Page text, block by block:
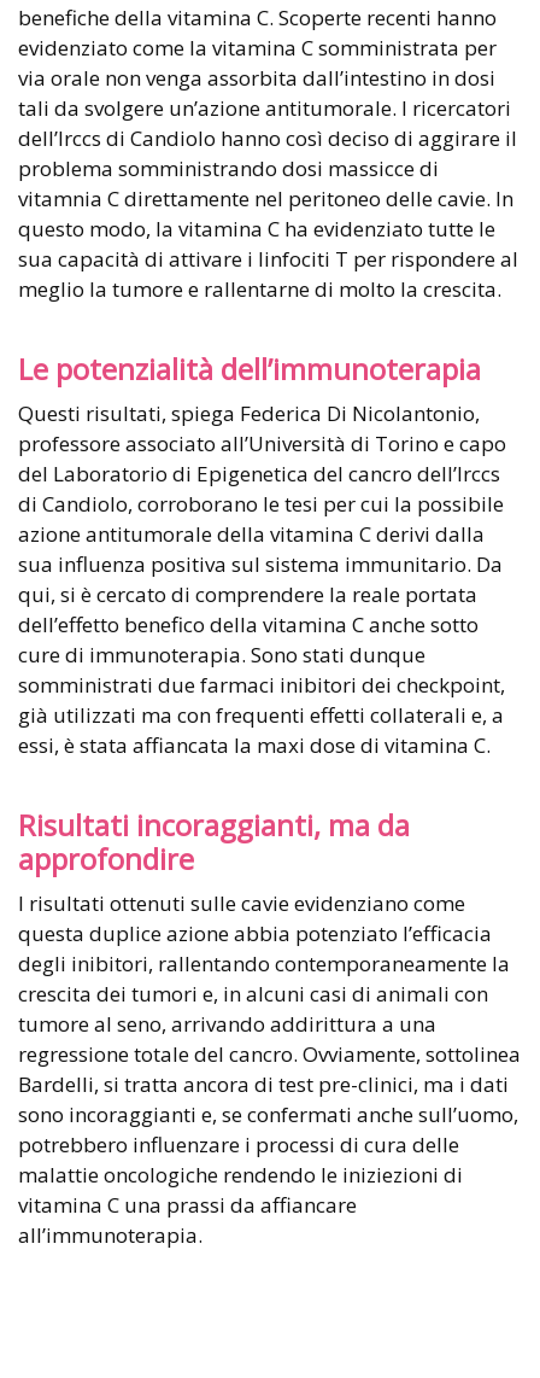
benefiche della vitamina C. Scoperte recenti hanno
evidenziato come la vitamina C somministrata per
via orale non venga assorbita dall’intestino in dosi
tali da svolgere un’azione antitumorale. I ricercatori
dell’Irccs di Candiolo hanno così deciso di aggirare il
problema somministrando dosi massicce di
vitamnia C direttamente nel peritoneo delle cavie. In
questo modo, la vitamina C ha evidenziato tutte le
sua capacità di attivare i linfociti T per rispondere al
meglio la tumore e rallentarne di molto la crescita.
Le potenzialità dell’immunoterapia
Questi risultati, spiega Federica Di Nicolantonio,
professore associato all’Università di Torino e capo
del Laboratorio di Epigenetica del cancro dell’Irccs
di Candiolo, corroborano le tesi per cui la possibile
azione antitumorale della vitamina C derivi dalla
sua influenza positiva sul sistema immunitario. Da
qui, si è cercato di comprendere la reale portata
dell’effetto benefico della vitamina C anche sotto
cure di immunoterapia. Sono stati dunque
somministrati due farmaci inibitori dei checkpoint,
già utilizzati ma con frequenti effetti collaterali e, a
essi, è stata affiancata la maxi dose di vitamina C.
Risultati incoraggianti, ma da
approfondire
I risultati ottenuti sulle cavie evidenziano come
questa duplice azione abbia potenziato l’efficacia
degli inibitori, rallentando contemporaneamente la
crescita dei tumori e, in alcuni casi di animali con
tumore al seno, arrivando addirittura a una
regressione totale del cancro. Ovviamente, sottolinea
Bardelli, si tratta ancora di test pre-clinici, ma i dati
sono incoraggianti e, se confermati anche sull’uomo,
potrebbero influenzare i processi di cura delle
malattie oncologiche rendendo le iniziezioni di
vitamina C una prassi da affiancare
all’immunoterapia.